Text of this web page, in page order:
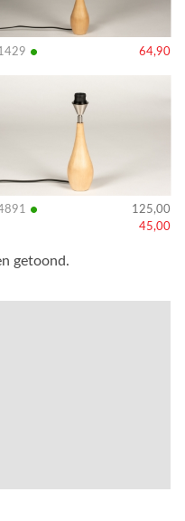
• 64,90
•
125,00
45,00
getoond.